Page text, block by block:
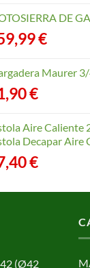
DE
€
Maurer
€
Aire Caliente
Decapar Aire
€
(Ø42